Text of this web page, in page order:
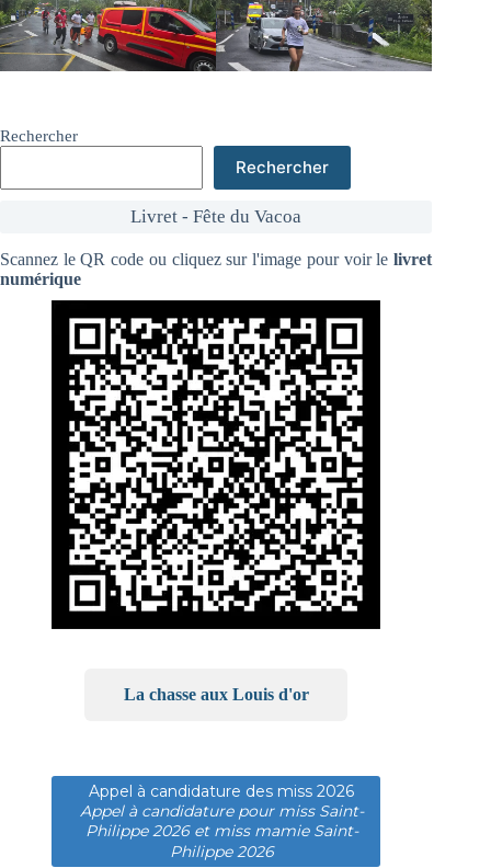
Rechercher
Rechercher
Livret - Fête du Vacoa
Scannez le QR code ou cliquez sur l'image pour voir lelivret
numérique
La chasse aux Louis d'or
Appel à candidature des miss 2026
Appel à candidature pour miss Saint-
Philippe 2026 et miss mamie Saint-
Philippe 2026